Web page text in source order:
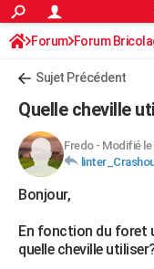
ACTUALITÉS
Politique
Société
Faits Divers
Education
Monde
Villes
+
FINANCE
Retraite
Impôts
Epargne
Immobilier
Risques naturels par ville
Banque
Assurance
Crédit
AUTO
Essais
Réserver un essai
Citadines
Berlines
SUV
Forum auto
+HIGH-TECH
Mobiles
Meilleur smartphone
Internet
Ordinateurs
Jeux vidéo
Guide high-tech
+BRICOLAGE
Forum Forum
Sujet Précédent
Quelle cheville
Fredo- Modifié le
Bonjour,
En fonction du foret
quelle cheville